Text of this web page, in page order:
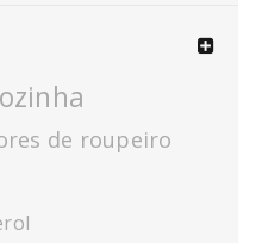
de roupeiro